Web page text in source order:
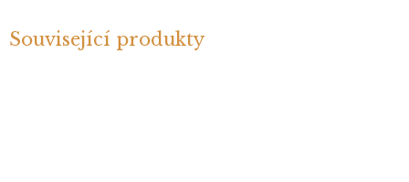
Související produkty